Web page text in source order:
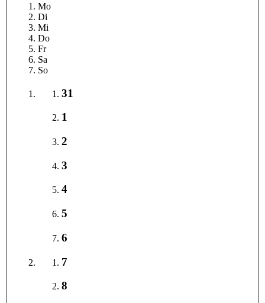
Mo
Di
Mi
Do
Fr
Sa
So
31
1
2
3
4
5
6
7
8